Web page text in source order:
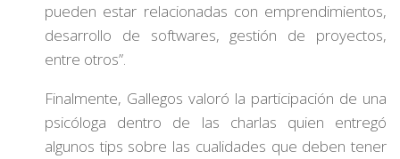
pueden estar relacionadas con emprendimientos,
desarrollo de softwares, gestión de proyectos,
entre otros”.
Finalmente, Gallegos valoró la participación de una
psicóloga dentro de las charlas quien entregó
algunos tips sobre las cualidades que deben tener